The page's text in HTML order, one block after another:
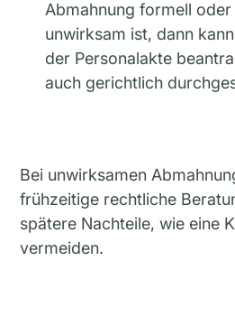
Abmahnung formell
unwirksam ist, dann
der Personalakte
auch gerichtlich
Bei unwirksamen
frühzeitige rechtliche
spätere Nachteile, wie eine
vermeiden.